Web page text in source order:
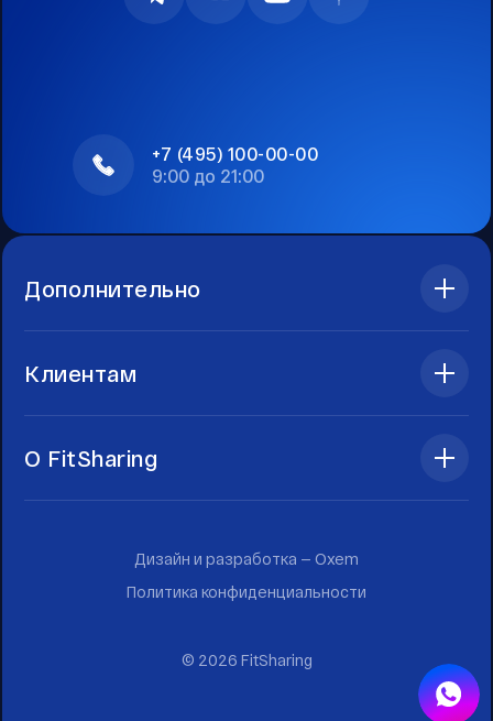
+7 (495) 100-00-00
9:00 до 21:00
Дополнительно
Клиентам
О FitSharing
© 2026 FitSharing
Политика конфиденциальности
Дизайн и разработка — Oxem